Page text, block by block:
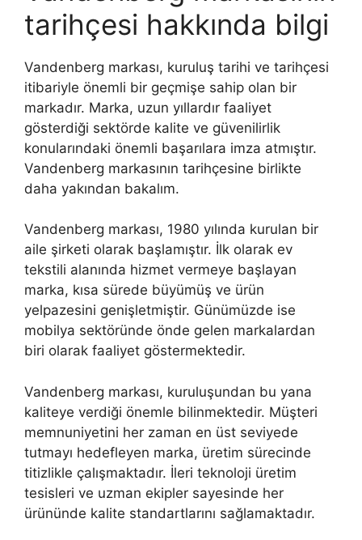
tarihçesi hakkında bilgi
Vandenberg markası, kuruluş tarihi ve tarihçesi
itibariyle önemli bir geçmişe sahip olan bir
markadır. Marka, uzun yıllardır faaliyet
gösterdiği sektörde kalite ve güvenilirlik
konularındaki önemli başarılara imza atmıştır.
Vandenberg markasının tarihçesine birlikte
daha yakından bakalım.
Vandenberg markası, 1980 yılında kurulan bir
aile şirketi olarak başlamıştır. İlk olarak ev
tekstili alanında hizmet vermeye başlayan
marka, kısa sürede büyümüş ve ürün
yelpazesini genişletmiştir. Günümüzde ise
mobilya sektöründe önde gelen markalardan
biri olarak faaliyet göstermektedir.
Vandenberg markası, kuruluşundan bu yana
kaliteye verdiği önemle bilinmektedir. Müşteri
memnuniyetini her zaman en üst seviyede
tutmayı hedefleyen marka, üretim sürecinde
titizlikle çalışmaktadır. İleri teknoloji üretim
tesisleri ve uzman ekipler sayesinde her
ürününde kalite standartlarını sağlamaktadır.